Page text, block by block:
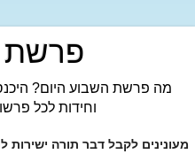
פרשת
מה פרשת השבוע היום?
וחידות לכל
מעונינים לקבל דבר תורה ישירות